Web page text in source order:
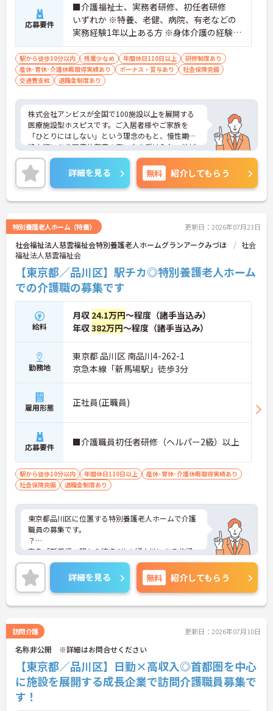
応募要件
■介護福祉士、実務者研修、初任者研修
いずれか ※特養、老健、病院、有老などの
実務経験1年以上ある方 ※身体介護の経験年
以上ある方、機械浴の使用の経験のある方
歓迎
駅から徒歩10分以内 残業少なめ 年間休日110日以上
研修制度あり
産休･育休･介護休暇取得実績あり
ボーナス・賞与あり
社会保険完備
交通費支給
退職金制度あり
株式会社アンビスが全国で100施設以上を展開する
医療施設型ホスピスです。ご入居者様やご家族を
「ひとりにはしない」という理念のもと、慢性期や
終末期にあり医療依存度の高い方を受け入れ、地域
医療を支える社会的意義の高い事業を推進していま
す。現場には看護師が24時間常駐しています。急変
時の対応や医療行為は看護師が担当するため、初任
者研修や実務者研修の方も食事介助や入浴介助など
の生活を支えるケアに専念できる環境です。多職種
連携の体制がしっかりと整っています。働き方の面
では、夜勤明けの翌日が原則として公休となるほ
か、月平均の残業時間も5時間から7時間程度とかな
り少なめです。常勤スタッフの比率が90パーセント
を超えているため急な勤務変更が発生しにくく、あ
らかじめ決められた訪問予定表に沿って規則正しく
働けます。入職後は現場スタッフによるお一人おひ
とりに合わせた個別のOJT研修が実施されます。eラ
ーニングも導入されており、多職種と連携しながら
専門性を着実に深めていける環境が用意されていま
す。
★おすすめPOINT★
＜個別ＯＪＴとチーム連携で着実に成長！＞
・入職後はお一人おひとりの習熟度に合わせた個別
の機会も提供されます
・施設内には看護師が24時間常駐しており、急変時
の対応や専門的な医療処置は看護師が担当するため
負担が減ります
・介護スタッフと看護スタッフの比率が1対1で相談
しやすく、初任者研修や実務者研修からでも着実に
専門性を高められます
＜残業月7時間以下で身体の負担を軽減！＞
・常勤で働くスタッフの比率が90パーセント以上と
にくい人員体制です
・訪問スケジュールに沿って施設内でのケアを行う
ため、月平均の残業時間は5時間から7時間程度とか
なり少なめに抑えられます
・夜勤明けの翌日は原則としてお休みとなるシフト
編成が組まれており、しっかりと休息を取りながら
長期的な就業が可能です
＜評価制度でキャリアアップ＞
・介護福祉士や初任者研修などの資格や実務経験、
夜勤回数がしっかりと給与に反映されるためモチベ
・年次を問わずリーダーや主任などのマネジメント
職へ昇格する事例も多数あり、腰を据えて長期的な
キャリア形成が可能です
詳細を見る 無料 紹介してもらう
特別養護老人ホーム（特養） 更新日：2026年07月23日
社会福祉法人慈雲福祉会特別養護老人ホームグランアークみづほ
社会
福祉法人慈雲福祉会
【東京都／品川区】駅チカ◎特別養護老人ホーム
での介護職の募集です
給料
月収 24.1万円～程度（諸手当込み）
年収382万円～程度（諸手当込み）
勤務地
東京都 品川区 南品川4-262-1
京急本線「新馬場駅」徒歩3分
雇用形態 正社員(正職員)
応募要件 ■介護職員初任者研修（ヘルパー2級）以上
駅から徒歩10分以内 年間休日110日以上
産休･育休･介護休暇取得実績あり
社会保険完備
退職金制度あり
東京都品川区に位置する特別養護老人ホームで介護
職員の募集です。
？
京急「新馬場」駅から徒歩4分の好立地にある施設
です。無資格の方も応募可能で、資格取得を目指す
方も歓迎されています。賞与は過去実績4.5ヶ月分の
支給実績があり、寮や退職金制度など福利厚生も整
っています。介護職として長くキャリアを築きたい
方におすすめです。
■ 駅チカで通勤しやすい環境
毎日の通勤負担を軽減しやすい環境です
・京急「新馬場」駅徒歩4分
・東京都品川区の施設
・正社員募集
→ 通勤時間を抑えながら働きやすい環境です♪
詳細を見る 無料 紹介してもらう
訪問介護 更新日：2026年07月10日
名称非公開 ※詳細はお問合せください
【東京都／品川区】日勤×高収入◎首都圏を中心
に施設を展開する成長企業で訪問介護職員募集で
す！